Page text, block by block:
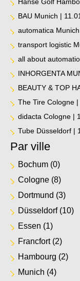
BAU Munich |
automatica
transport logistic
all about
INHORGENTA
BEAUTY & TOP
The Tire Cologne
didacta Cologne |
Tube Düsseldorf |
Par ville
Bochum (0)
Cologne (8)
Dortmund (3)
Düsseldorf(10)
Essen (1)
Francfort(2)
Hambourg (2)
Munich (4)